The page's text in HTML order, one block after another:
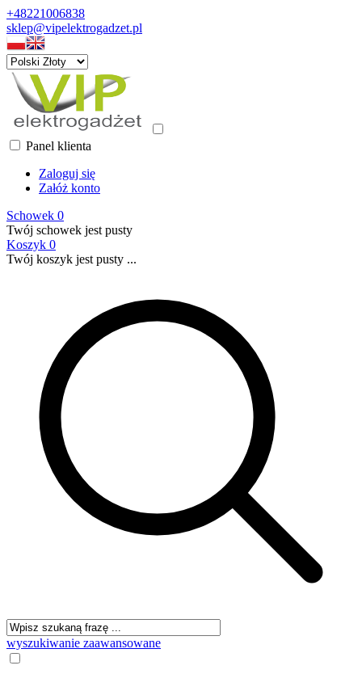
+48221006838
sklep@vipelektrogadzet.pl
Panel klienta
Zaloguj się
Załóż konto
Schowek 0
Twój schowek jest pusty
Koszyk 0
Twój koszyk jest pusty ...
wyszukiwanie zaawansowane